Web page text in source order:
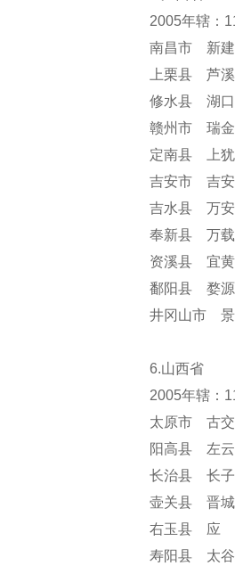
2005年辖：
南昌市 新
上栗县 芦
修水县 湖
赣州市 瑞
定南县 上
吉安市 吉
吉水县 万
奉新县 万
资溪县 宜
鄱阳县 婺
井冈山市
6.山西省
2005年辖：
太原市 古
阳高县 左
长治县 长
壶关县 晋
右玉县 应
寿阳县 太